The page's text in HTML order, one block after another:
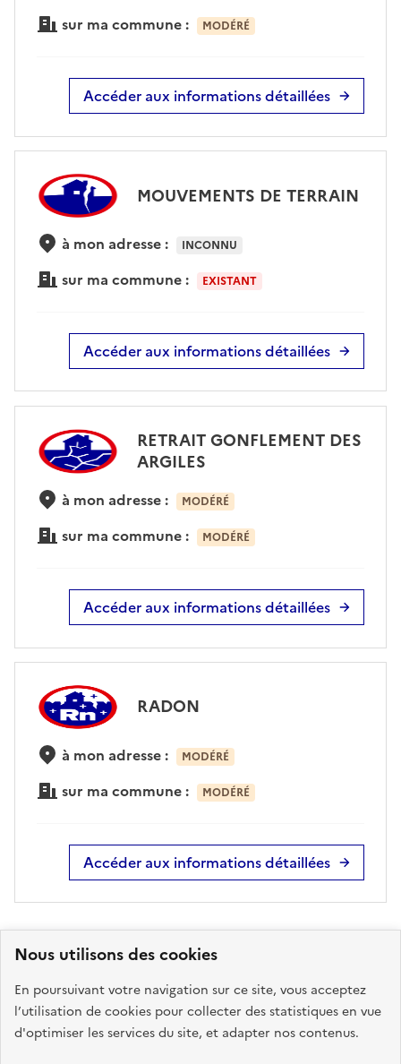
Nous utilisons des cookies
En poursuivant votre navigation sur ce site, vous acceptez
l’utilisation de cookies pour collecter des statistiques en vue
d'optimiser les services du site, et adapter nos contenus.
sur ma commune : MODÉRÉ
Accéder aux informations détaillées
MOUVEMENTS DE TERRAIN
à mon adresse : INCONNU
sur ma commune : EXISTANT
Accéder aux informations détaillées
RETRAIT GONFLEMENT DES
ARGILES
à mon adresse : MODÉRÉ
sur ma commune : MODÉRÉ
Accéder aux informations détaillées
RADON
à mon adresse : MODÉRÉ
sur ma commune : MODÉRÉ
Accéder aux informations détaillées
Risques technologiques identifiés :
INSTALLATIONS
INDUSTRIELLES CLASSÉES